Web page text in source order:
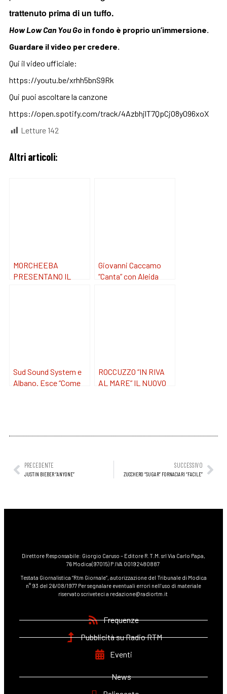
trattenuto prima di un tuffo.
How Low Can You Go in fondo è proprio un’immersione.
Guardare il video per credere.
Qui il video ufficiale:
https://youtu.be/xrhh5bnS9Rk
Qui puoi ascoltare la canzone
https://open.spotify.com/track/4AzbhjlT7QpCjO8y096xoX
Letture 142
Altri articoli:
MORCHEEBA
PRESENTANO IL
Giovanni Caccamo
“Canta” con Aleida
Sud Sound System e
Albano. Esce “Come
ROCCUZZO “IN RIVA
AL MARE” IL NUOVO
PRECEDENTE
JUSTIN BIEBER “ANYONE”
SUCCESSIVO
ZUCCHERO “SUGAR” FORNACIARI “FACILE”
Direttore Responsabile: Giorgio Caruso – Editore R.T.M. srl Via Carlo Papa,
76 Modica(97015) P.IVA 00192480887
Testata Giornalistica “Rtm Giornale”, autorizzazione del Tribunale di Modica
n° 93 del 26/08/1977 Per segnalare eventuali errori nell’uso di materiale
riservato scriveteci a redazione@radiortm.it
Frequenze
Pubblicità su Radio RTM
Eventi
News